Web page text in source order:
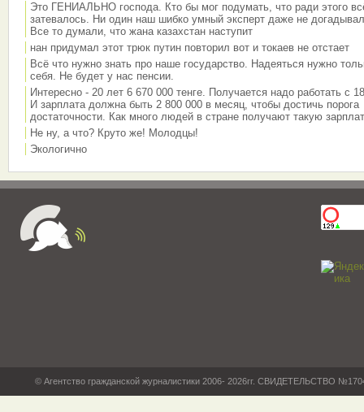
Это ГЕНИАЛЬНО господа. Кто бы мог подумать, что ради этого
затевалось. Ни один наш шибко умный эксперт даже не
Все то думали, что жана казахстан наступит
нан придумал этот трюк путин повторил вот и токаев не отстает
Всё что нужно знать про наше государство. Надеяться нужно
себя. Не будет у нас пенсии.
Интересно - 20 лет 6 670 000 тенге. Получается надо работать с
И зарплата должна быть 2 800 000 в месяц, чтобы достичь порога
достаточности. Как много людей в стране получают такую
Не ну, а что? Круто же! Молодцы!
Экологично
© Агентство гражданской журналистики 2006- 2026гг. СВИДЕТЕЛЬСТВО